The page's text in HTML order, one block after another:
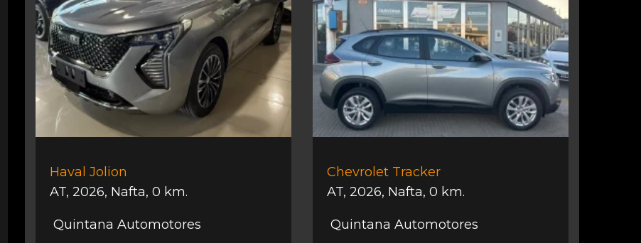
Haval Jolion
AT, 2026, Nafta, 0 km.
Quintana Automotores
Chevrolet Tracker
AT, 2026, Nafta, 0 km.
Quintana Automotores